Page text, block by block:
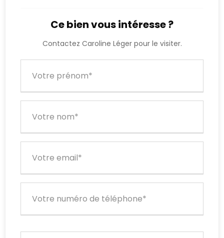
Ce bien vous intéresse ?
Contactez Caroline Léger pour le visiter.